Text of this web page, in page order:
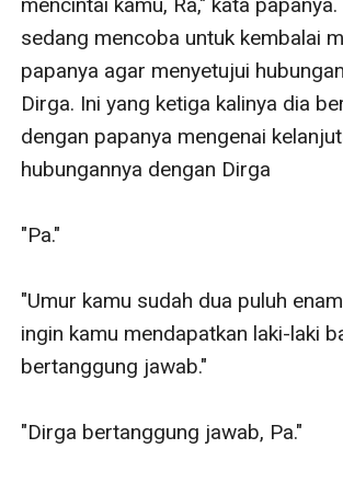
sedang mencoba untuk kembalai
papanya agar menyetujui
Dirga. Ini yang ketiga kalinya dia
dengan papanya mengenai
hubungannya dengan Dirga
"Pa."
"Umur kamu sudah dua puluh
ingin kamu mendapatkan laki-laki
bertanggung jawab."
"Dirga bertanggung jawab, Pa."